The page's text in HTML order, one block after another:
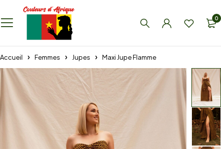
0
Accueil Femmes Jupes Maxi Jupe Flamme